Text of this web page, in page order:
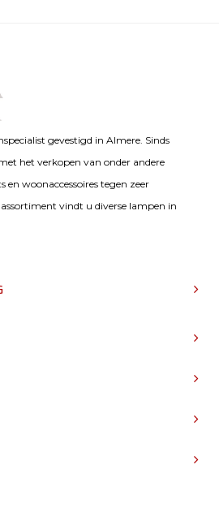
gevestigd in Almere. Sinds
het verkopen van onder andere
woonaccessoires tegen zeer
vindt u diverse lampen in